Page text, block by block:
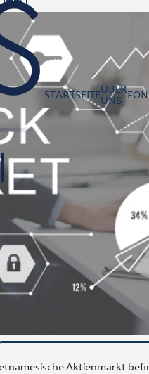
STARTSEITEÜBER
UNS
Aktienmarkt